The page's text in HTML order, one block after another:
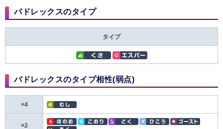
バドレックスのタイプ
タイプ
バドレックスのタイプ相性(弱点)
×4
×2